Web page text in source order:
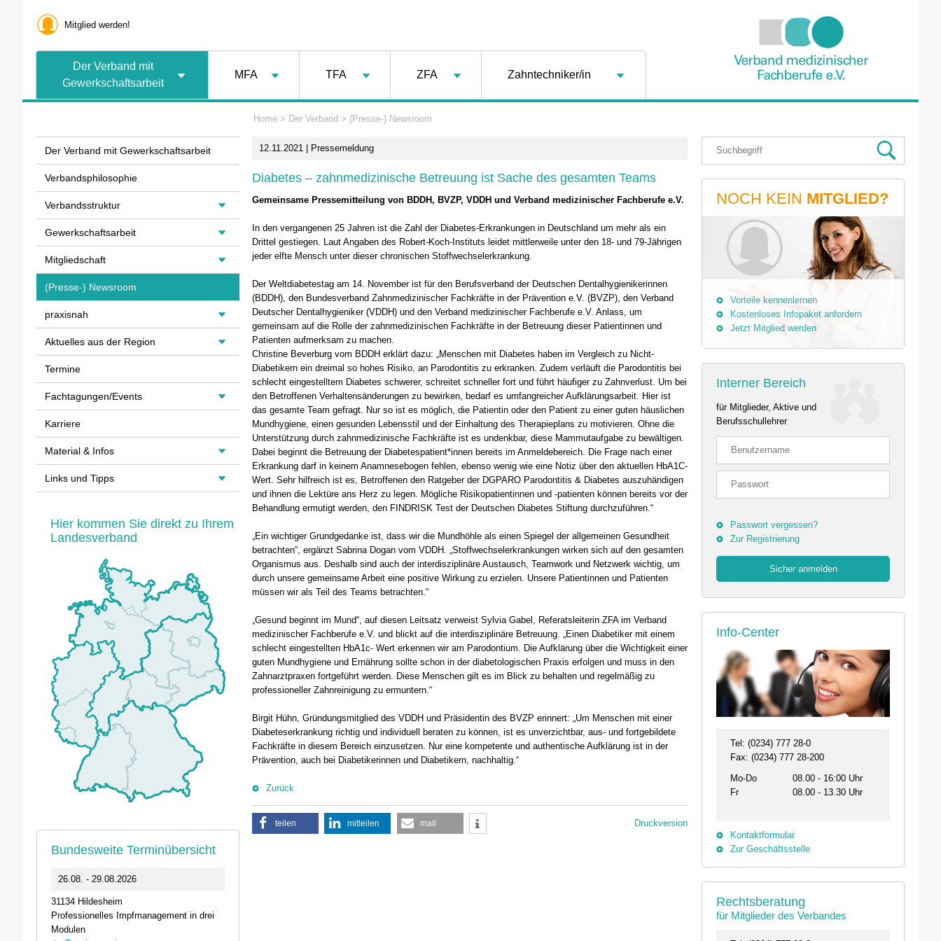
Mitglied werden!
Der Verband mit
Gewerkschaftsarbeit
MFA TFA ZFA Zahntechniker/in
Home > Der Verband > (Presse-) Newsroom
12.11.2021 | Pressemeldung
Diabetes – zahnmedizinische Betreuung ist Sache des gesamten Teams
Gemeinsame Pressemitteilung von BDDH, BVZP, VDDH und Verband medizinischer Fachberufe e.V.
In den vergangenen 25 Jahren ist die Zahl der Diabetes-Erkrankungen in Deutschland um mehr als ein
Drittel gestiegen. Laut Angaben des Robert-Koch-Instituts leidet mittlerweile unter den 18- und 79-Jährigen
jeder elfte Mensch unter dieser chronischen Stoffwechselerkrankung.
Der Weltdiabetestag am 14. November ist für den Berufsverband der Deutschen Dentalhygienikerinnen
(BDDH), den Bundesverband Zahnmedizinischer Fachkräfte in der Prävention e.V. (BVZP), den Verband
Deutscher Dentalhygieniker (VDDH) und den Verband medizinischer Fachberufe e.V. Anlass, um
gemeinsam auf die Rolle der zahnmedizinischen Fachkräfte in der Betreuung dieser Patientinnen und
Patienten aufmerksam zu machen.
Christine Beverburg vom BDDH erklärt dazu: „Menschen mit Diabetes haben im Vergleich zu Nicht-
Diabetikern ein dreimal so hohes Risiko, an Parodontitis zu erkranken. Zudem verläuft die Parodontitis bei
schlecht eingestelltem Diabetes schwerer, schreitet schneller fort und führt häufiger zu Zahnverlust. Um bei
den Betroffenen Verhaltensänderungen zu bewirken, bedarf es umfangreicher Aufklärungsarbeit. Hier ist
das gesamte Team gefragt. Nur so ist es möglich, die Patientin oder den Patient zu einer guten häuslichen
Mundhygiene, einen gesunden Lebensstil und der Einhaltung des Therapieplans zu motivieren. Ohne die
Unterstützung durch zahnmedizinische Fachkräfte ist es undenkbar, diese Mammutaufgabe zu bewältigen.
Dabei beginnt die Betreuung der Diabetespatient*innen bereits im Anmeldebereich. Die Frage nach einer
Erkrankung darf in keinem Anamnesebogen fehlen, ebenso wenig wie eine Notiz über den aktuellen HbA1C-
Wert. Sehr hilfreich ist es, Betroffenen den Ratgeber der DGPARO Parodontitis & Diabetes auszuhändigen
und ihnen die Lektüre ans Herz zu legen. Mögliche Risikopatientinnen und -patienten können bereits vor der
Behandlung ermutigt werden, den FINDRISK Test der Deutschen Diabetes Stiftung durchzuführen.“
„Ein wichtiger Grundgedanke ist, dass wir die Mundhöhle als einen Spiegel der allgemeinen Gesundheit
betrachten“, ergänzt Sabrina Dogan vom VDDH. „Stoffwechselerkrankungen wirken sich auf den gesamten
Organismus aus. Deshalb sind auch der interdisziplinäre Austausch, Teamwork und Netzwerk wichtig, um
durch unsere gemeinsame Arbeit eine positive Wirkung zu erzielen. Unsere Patientinnen und Patienten
müssen wir als Teil des Teams betrachten.“
„Gesund beginnt im Mund“, auf diesen Leitsatz verweist Sylvia Gabel, Referatsleiterin ZFA im Verband
medizinischer Fachberufe e.V. und blickt auf die interdisziplinäre Betreuung. „Einen Diabetiker mit einem
schlecht eingestellten HbA1c- Wert erkennen wir am Parodontium. Die Aufklärung über die Wichtigkeit einer
guten Mundhygiene und Ernährung sollte schon in der diabetologischen Praxis erfolgen und muss in den
Zahnarztpraxen fortgeführt werden. Diese Menschen gilt es im Blick zu behalten und regelmäßig zu
professioneller Zahnreinigung zu ermuntern.“
Birgit Hühn, Gründungsmitglied des VDDH und Präsidentin des BVZP erinnert: „Um Menschen mit einer
Diabeteserkrankung richtig und individuell beraten zu können, ist es unverzichtbar, aus- und fortgebildete
Fachkräfte in diesem Bereich einzusetzen. Nur eine kompetente und authentische Aufklärung ist in der
Prävention, auch bei Diabetikerinnen und Diabetikern, nachhaltig.“
Zurück
teilen mitteilen mail Druckversion
NOCH KEIN MITGLIED?
Vorteile kennenlernen
Kostenloses Infopaket anfordern
Jetzt Mitglied werden
Interner Bereich
für Mitglieder, Aktive und
Berufsschullehrer
Passwort vergessen?
Zur Registrierung
Info-Center
Tel: (0234) 777 28-0
Fax: (0234) 777 28-200
Mo-Do
08.00 - 16:00 Uhr
Fr
08.00 - 13.30 Uhr
Kontaktformular
Zur Geschäftsstelle
Rechtsberatung
für Mitglieder des Verbandes
Der Verband mit Gewerkschaftsarbeit
Verbandsphilosophie
Verbandsstruktur
Gewerkschaftsarbeit
Mitgliedschaft
(Presse-) Newsroom
praxisnah
Aktuelles aus der Region
Termine
Fachtagungen/Events
Karriere
Material & Infos
Links und Tipps
Hier kommen Sie direkt zu Ihrem
Landesverband
Bundesweite Terminübersicht
26.08. - 29.08.2026
31134 Hildesheim
Professionelles Impfmanagement in drei
Modulen
26.08. - 29.08.2026
31134 Hildesheim
Professionelles Impfmanagement in drei
11.09.2026 19:00